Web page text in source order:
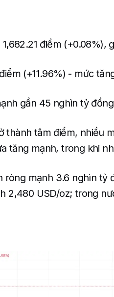
điểm (+0.08%),
(+11.96%) - mức
gần 45 nghìn tỷ
thành tâm điểm, nhiều
tăng mạnh, trong khi
ròng mạnh 3.6 nghìn tỷ
2,480 USD/oz; trong